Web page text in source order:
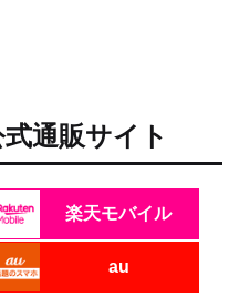
通販サイト
楽天モバイル
au